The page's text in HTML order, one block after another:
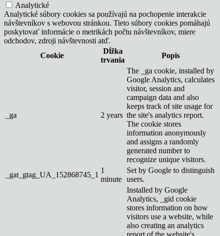
Analytické
Analytické súbory cookies sa používajú na pochopenie interakcie
návštevníkov s webovou stránkou. Tieto súbory cookies pomáhajú
poskytovať informácie o metrikách počtu návštevníkov, miere
odchodov, zdroji návštevnosti atď.
Cookie
Dĺžka
trvania
Popis
_ga 2 years
The _ga cookie, installed by
Google Analytics, calculates
visitor, session and
campaign data and also
keeps track of site usage for
the site's analytics report.
The cookie stores
information anonymously
and assigns a randomly
generated number to
recognize unique visitors.
_gat_gtag_UA_152868745_1
1
minute
Set by Google to distinguish
users.
Installed by Google
Analytics, _gid cookie
stores information on how
visitors use a website, while
also creating an analytics
report of the website's